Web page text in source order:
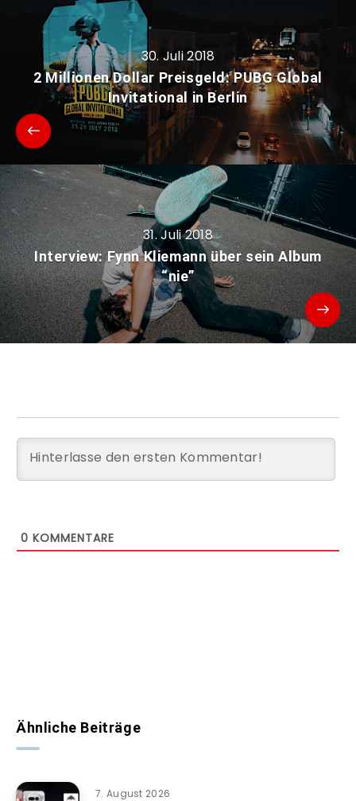
30. Juli 2018
2 Millionen Dollar Preisgeld: PUBG Global
Invitational in Berlin
31. Juli 2018
Interview: Fynn Kliemann über sein Album
“nie”
0 KOMMENTARE
Ähnliche Beiträge
7. August 2026